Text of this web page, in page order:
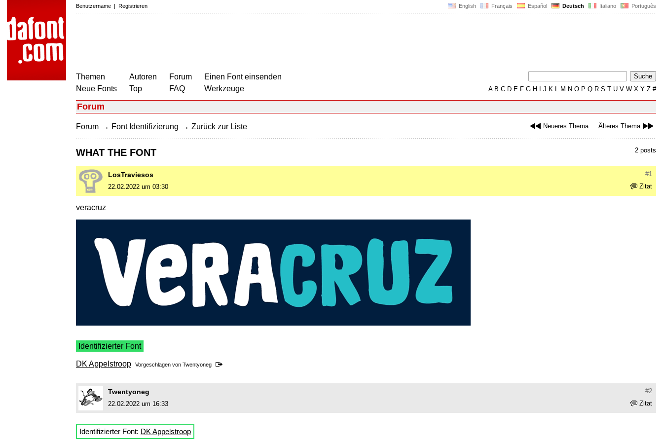
English Français Español Deutsch Italiano Português
Benutzername | Registrieren
Themen
Neue Fonts
Autoren
Top
Forum
FAQ
Einen Font einsenden
Werkzeuge
AB C D E F G H J K L M N O P Q R S T U V W X Y Z #
Forum
Neueres Thema Älteres Thema
Forum → Font Identifizierung → Zurück zur Liste
2 posts
WHAT THE FONT
#1
LosTraviesos
Zitat
22.02.2022 um 03:30
veracruz
Identifizierter Font
DK Appelstroop Vorgeschlagen von Twentyoneg
#2
Twentyoneg
Zitat
22.02.2022 um 16:33
Identifizierter Font: DK Appelstroop